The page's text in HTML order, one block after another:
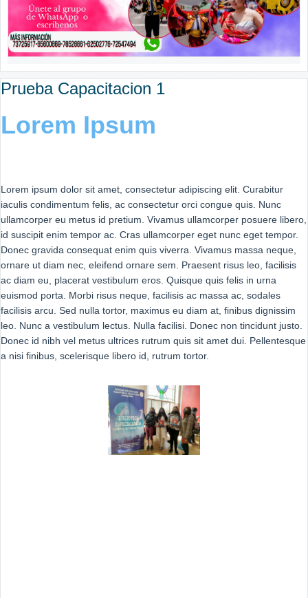
Prueba Capacitacion 1
Lorem Ipsum
Lorem ipsum dolor sit amet, consectetur adipiscing elit. Curabitur
iaculis condimentum felis, ac consectetur orci congue quis. Nunc
ullamcorper eu metus id pretium. Vivamus ullamcorper posuere libero,
id suscipit enim tempor ac. Cras ullamcorper eget nunc eget tempor.
Donec gravida consequat enim quis viverra. Vivamus massa neque,
ornare ut diam nec, eleifend ornare sem. Praesent risus leo, facilisis
ac diam eu, placerat vestibulum eros. Quisque quis felis in urna
euismod porta. Morbi risus neque, facilisis ac massa ac, sodales
facilisis arcu. Sed nulla tortor, maximus eu diam at, finibus dignissim
leo. Nunc a vestibulum lectus. Nulla facilisi. Donec non tincidunt justo.
Donec id nibh vel metus ultrices rutrum quis sit amet dui. Pellentesque
a nisi finibus, scelerisque libero id, rutrum tortor.